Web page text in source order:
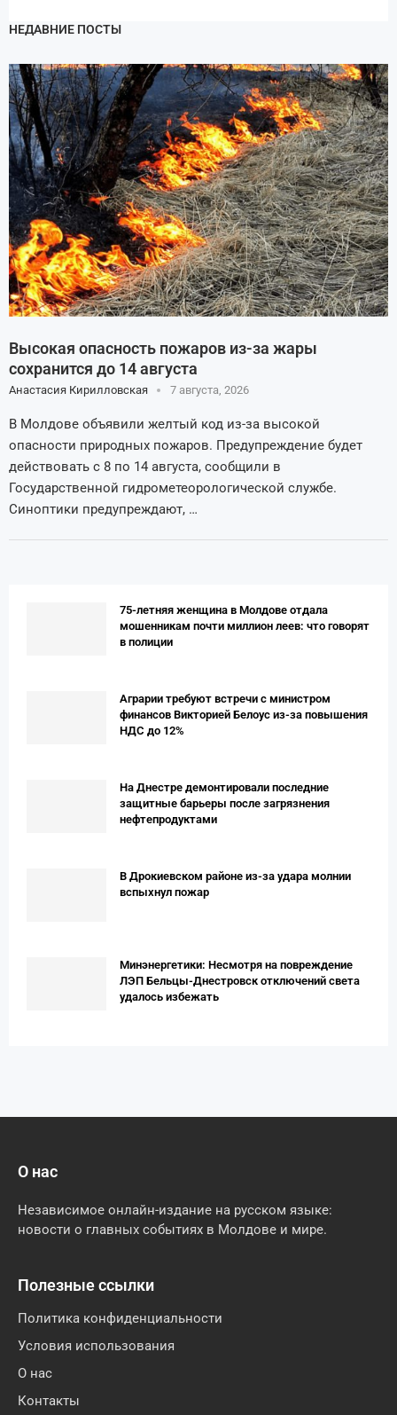
НЕДАВНИЕ ПОСТЫ
Высокая опасность пожаров из-за жары
сохранится до 14 августа
Анастасия Кирилловская 7 августа, 2026
В Молдове объявили желтый код из-за высокой
опасности природных пожаров. Предупреждение будет
действовать с 8 по 14 августа, сообщили в
Государственной гидрометеорологической службе.
Синоптики предупреждают, …
75-летняя женщина в Молдове отдала
мошенникам почти миллион леев: что говорят
в полиции
Аграрии требуют встречи с министром
финансов Викторией Белоус из-за повышения
НДС до 12%
На Днестре демонтировали последние
защитные барьеры после загрязнения
нефтепродуктами
В Дрокиевском районе из-за удара молнии
вспыхнул пожар
Минэнергетики: Несмотря на повреждение
ЛЭП Бельцы-Днестровск отключений света
удалось избежать
О нас
Независимое онлайн-издание на русском языке:
новости о главных событиях в Молдове и мире.
Полезные ссылки
Политика конфиденциальности
Условия использования
О нас
Контакты